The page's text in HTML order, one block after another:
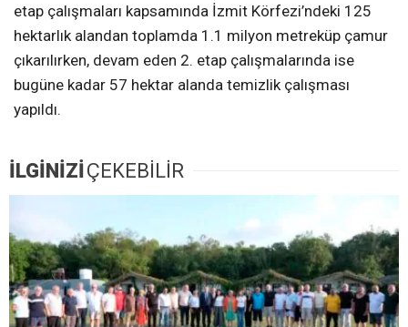
etap çalışmaları kapsamında İzmit Körfezi’ndeki 125
hektarlık alandan toplamda 1.1 milyon metreküp çamur
çıkarılırken, devam eden 2. etap çalışmalarında ise
bugüne kadar 57 hektar alanda temizlik çalışması
yapıldı.
İLGİNİZİ ÇEKEBİLİR